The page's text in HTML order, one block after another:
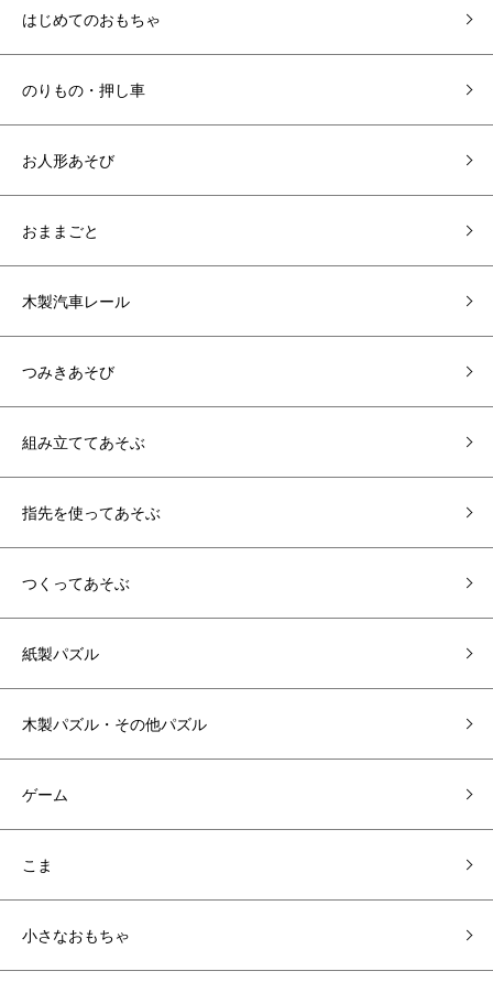
はじめてのおもちゃ
のりもの・押し車
お人形あそび
おままごと
木製汽車レール
つみきあそび
組み立ててあそぶ
指先を使ってあそぶ
つくってあそぶ
紙製パズル
木製パズル・その他パズル
ゲーム
こま
小さなおもちゃ